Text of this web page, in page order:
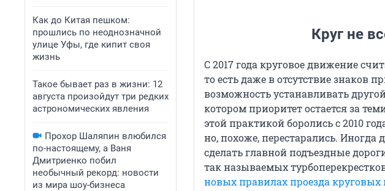
Как до Китая пешком:
прошлись по неоднозначной
улице Уфы, где кипит своя
жизнь
Такое бывает раз в жизни: 12
августа произойдут три редких
астрономических явления
Прохор Шаляпин влюбился
по-настоящему, а Ваня
Дмитриенко побил
необычный рекорд: новости
из мира шоу-бизнеса
Круг не
С 2017 года круговое движение
то есть даже в отсутствие знаков
возможность устанавливать
котором приоритет остается за
этой практикой боролись с 2010
но, похоже, перестарались.
сделать главной подъездные
так называемых
новых правилах проезда круговых